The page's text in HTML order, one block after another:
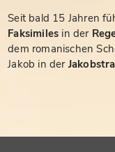
Seit bald 15 Jahren
Faksimiles in der
dem romanischen
Jakob in der